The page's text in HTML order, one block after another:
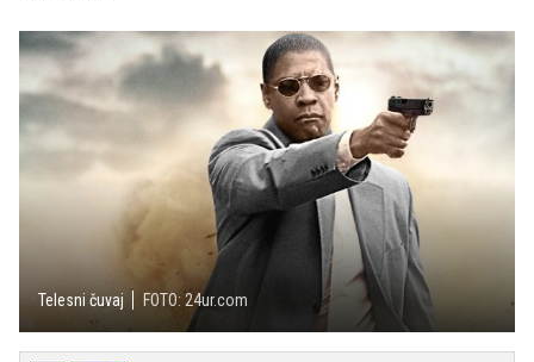
Telesni čuvaj FOTO: 24ur.com